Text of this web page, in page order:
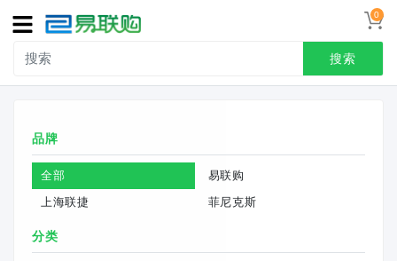
0
搜索
导
航
接线端子
冷压端头
品牌
全部
易联购
上海联捷
菲尼克斯
分类